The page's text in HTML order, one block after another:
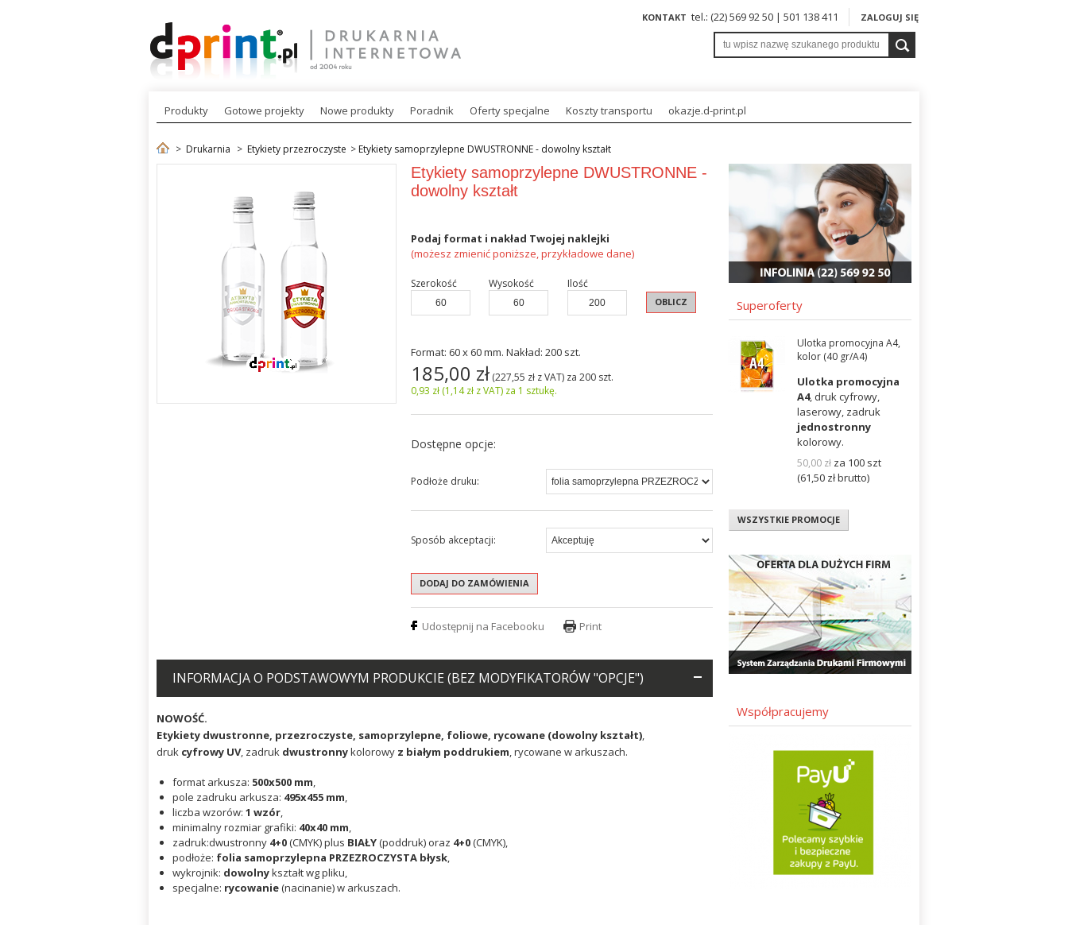
KONTAKT tel.: (22) 569 92 50 | 501 138 411 ZALOGUJ SIĘ
Produkty Gotowe projekty Nowe produkty Poradnik Oferty specjalne Koszty transportu okazje.d-print.pl
> Drukarnia > Etykiety przezroczyste > Etykiety samoprzylepne DWUSTRONNE - dowolny kształt
Etykiety samoprzylepne DWUSTRONNE -
dowolny kształt
Podaj format i nakład Twojej naklejki
(możesz zmienić poniższe, przykładowe dane)
Szerokość Wysokość Ilość
OBLICZ
Format: 60 x 60 mm. Nakład: 200 szt.
185,00 zł (227,55 zł z VAT) za 200 szt.
0,93 zł (1,14zł z VAT) za 1 sztukę.
Dostępne opcje:
Podłoże druku:
Sposób akceptacji:
Udostępnij na Facebooku Print
INFORMACJA O PODSTAWOWYM PRODUKCIE (BEZ MODYFIKATORÓW "OPCJE")
NOWOŚĆ.
Etykiety dwustronne, przezroczyste, samoprzylepne, foliowe, rycowane (dowolny kształt),
druk cyfrowy UV, zadruk dwustronnykolorowy z białym poddrukiem, rycowane w arkuszach.
format arkusza: 500x500 mm,
pole zadruku arkusza: 495x455 mm,
liczba wzorów: 1 wzór,
minimalny rozmiar grafiki: 40x40 mm,
zadruk:dwustronny 4+0(CMYK) plus BIAŁY(poddruk) oraz 4+0(CMYK),
podłoże: folia samoprzylepna PRZEZROCZYSTA błysk,
wykrojnik: dowolnykształt wg pliku,
specjalne: rycowanie(nacinanie) w arkuszach.
Superoferty
Ulotka promocyjna A4,
kolor (40 gr/A4)
Ulotka promocyjna
A4, druk cyfrowy,
laserowy, zadruk
jednostronny
kolorowy.
50,00 zł za 100 szt
(61,50 złbrutto)
WSZYSTKIE PROMOCJE
Współpracujemy